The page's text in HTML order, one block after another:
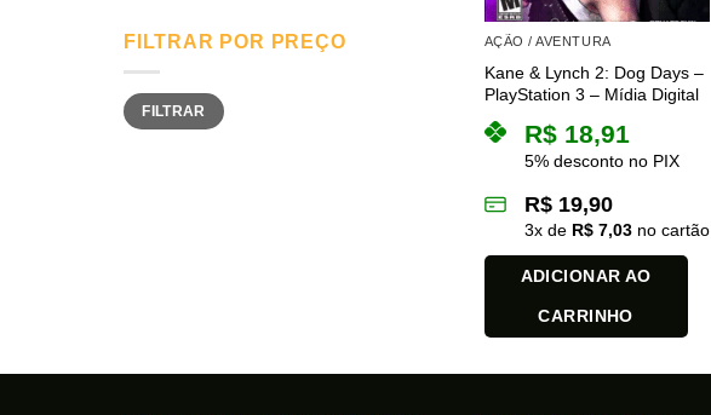
FILTRAR POR PREÇO
Preço
mínimo
Preço
máximo
FILTRAR
AÇÃO / AVENTURA
Kane & Lynch 2: Dog Days –
PlayStation 3 – Mídia Digital
R$18,91
5% desconto no PIX
R$19,90
3x de R$7,03no cartão
ADICIONAR AO
CARRINHO